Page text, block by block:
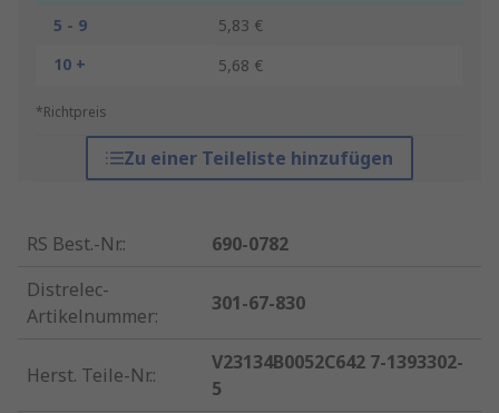
5 - 9
5,83 €
10 +
5,68 €
*Richtpreis
Zu einer Teileliste hinzufügen
RS Best.-Nr.:
690-0782
Distrelec-
Artikelnummer:
301-67-830
Herst. Teile-Nr.:
V23134B0052C642 7-1393302-
5